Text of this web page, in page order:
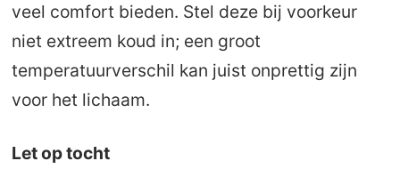
veel comfort bieden. Stel deze bij voorkeur
niet extreem koud in; een groot
temperatuurverschil kan juist onprettig zijn
voor het lichaam.
Let op tocht